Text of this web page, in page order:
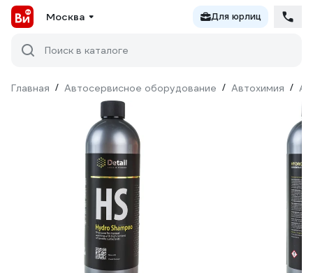
Москва Для юрлиц
Поиск в каталоге
Главная / Автосервисное оборудование / Автохимия /